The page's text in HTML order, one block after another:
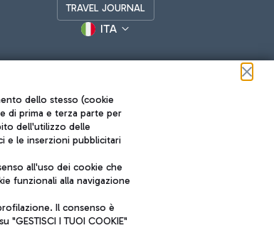
TRAVEL JOURNAL
ITA
Roma FCO
stellato
SOSTENIBILITÀ INNOVAZIONE
dello stesso (cookie
di prima e terza parte per
dell'utilizzo delle
e le inserzioni pubblicitari
all'uso dei cookie che
funzionali alla navigazione
Il consenso è
I TUOI COOKIE"